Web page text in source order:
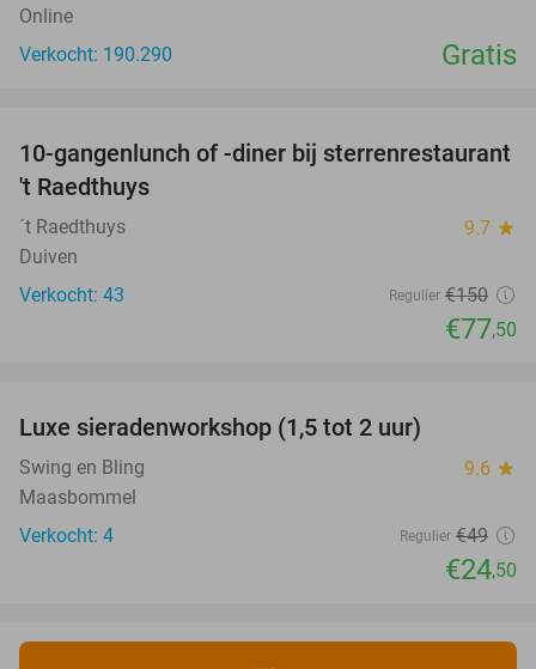
Online
Verkocht: 190.290
Gratis
48%
NEW
TODAY
10-gangenlunch of -diner bij sterrenrestaurant
't Raedthuys
´t Raedthuys 9.7 star
Duiven
Verkocht: 43
Regulier €150
€77,50
TODAY
Luxe sieradenworkshop (1,5 tot 2 uur)
Swing en Bling 9.6 star
Maasbommel
Verkocht: 4
Regulier €49
€24,50